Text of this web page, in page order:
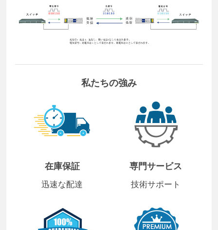
私たちの強み
在庫保証
迅速な配達
専門サービス
技術サポート